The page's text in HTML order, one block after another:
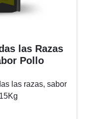
las Razas
Pollo
las razas, sabor